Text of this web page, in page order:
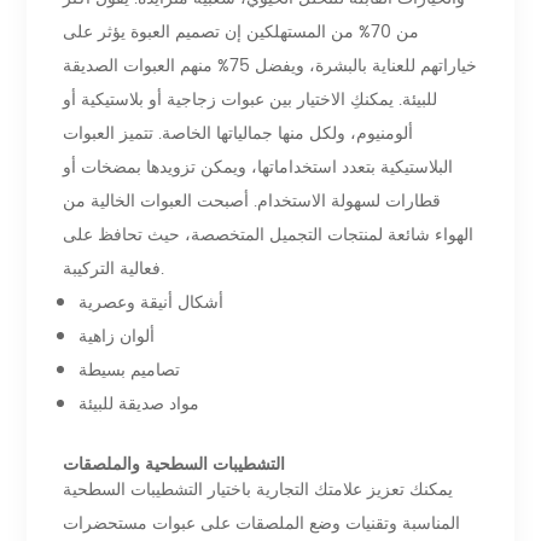
من 70% من المستهلكين إن تصميم العبوة يؤثر على
خياراتهم للعناية بالبشرة، ويفضل 75% منهم العبوات الصديقة
للبيئة. يمكنكِ الاختيار بين عبوات زجاجية أو بلاستيكية أو
ألومنيوم، ولكل منها جمالياتها الخاصة. تتميز العبوات
البلاستيكية بتعدد استخداماتها، ويمكن تزويدها بمضخات أو
قطارات لسهولة الاستخدام. أصبحت العبوات الخالية من
الهواء شائعة لمنتجات التجميل المتخصصة، حيث تحافظ على
فعالية التركيبة.
أشكال أنيقة وعصرية
ألوان زاهية
تصاميم بسيطة
مواد صديقة للبيئة
التشطيبات السطحية والملصقات
يمكنك تعزيز علامتك التجارية باختيار التشطيبات السطحية
المناسبة وتقنيات وضع الملصقات على عبوات مستحضرات